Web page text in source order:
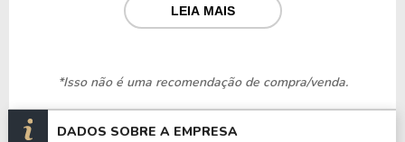
Brasil desde 2018.
OLK e Botas Vulcabras, atuando no mercado
LEIA MAIS
*Isso não é uma recomendação de compra/venda.
DADOS SOBRE A EMPRESA